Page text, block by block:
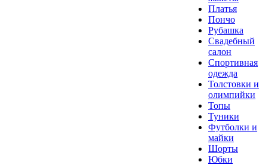
Платья
Пончо
Рубашка
Свадебный
салон
Спортивная
одежда
Толстовки и
олимпийки
Топы
Туники
Футболки и
майки
Шорты
Юбки